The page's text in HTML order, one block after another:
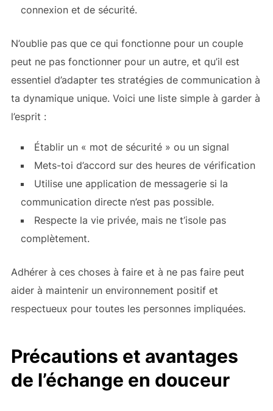
connexion et de sécurité.
N’oublie pas que ce qui fonctionne pour un couple
peut ne pas fonctionner pour un autre, et qu’il est
essentiel d’adapter tes stratégies de communication à
ta dynamique unique. Voici une liste simple à garder à
l’esprit :
Établir un « mot de sécurité » ou un signal
Mets-toi d’accord sur des heures de vérification
Utilise une application de messagerie si la
communication directe n’est pas possible.
Respecte la vie privée, mais ne t’isole pas
complètement.
Adhérer à ces choses à faire et à ne pas faire peut
aider à maintenir un environnement positif et
respectueux pour toutes les personnes impliquées.
Précautions et avantages
de l’échange en douceur